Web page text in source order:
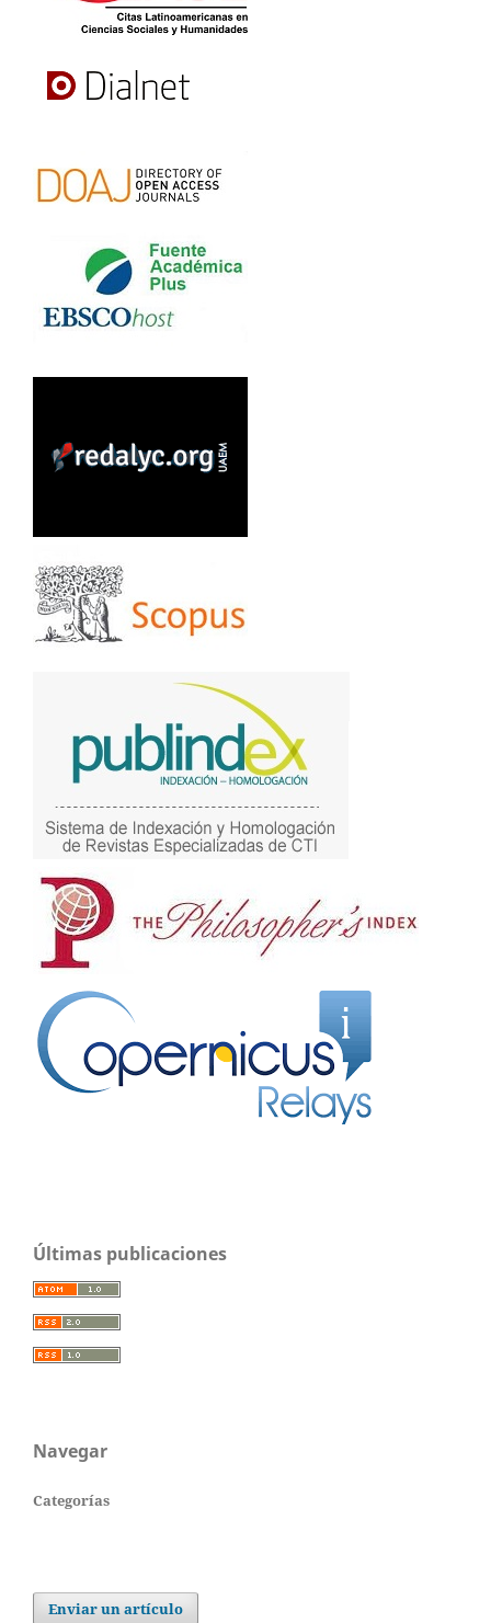
Últimas publicaciones
Navegar
Categorías
Enviar un artículo